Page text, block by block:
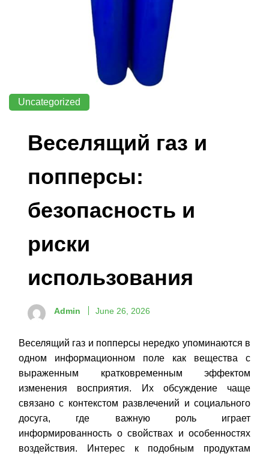
Uncategorized
Веселящий газ и
попперсы:
безопасность и
риски
использования
Admin June 26, 2026
Веселящий газ и попперсы нередко упоминаются в
одном информационном поле как вещества с
выраженным кратковременным эффектом
изменения восприятия. Их обсуждение чаще
связано с контекстом развлечений и социального
досуга, где важную роль играет
информированность о свойствах и особенностях
воздействия. Интерес к подобным продуктам